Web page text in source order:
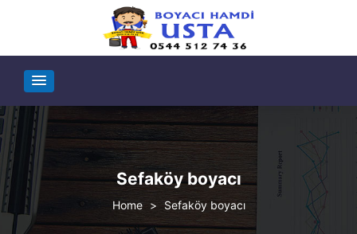
Sefaköy boyacı
> Sefaköy boyacı